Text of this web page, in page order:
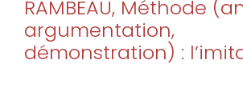
RAMBEAU, Méthode
argumentation,
démonstration) :